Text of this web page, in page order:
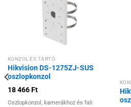
Hozzáadás a
kívánságlistához
KONZOL ÉS TARTÓ
Hikvision DS-1275ZJ-SUS
oszlopkonzol
18 466Ft
Oszlopkonzol, kamerákhoz és fali